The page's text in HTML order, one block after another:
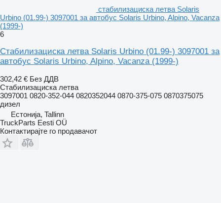
стабилизациска летва Solaris
Urbino (01.99-) 3097001 за автобус Solaris Urbino, Alpino, Vacanza
(1999-)
6
Стабилизациска летва Solaris Urbino (01.99-) 3097001 за
автобус Solaris Urbino, Alpino, Vacanza (1999-)
302,42 € Без ДДВ
Стабилизациска летва
3097001 0820-352-044 0820352044 0870-375-075 0870375075
дизел
Естонија, Tallinn
TruckParts Eesti OÜ
Контактирајте го продавачот